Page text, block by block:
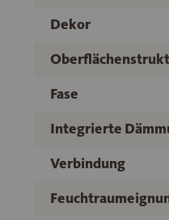
Dekor
Fase
Integrierte
Verbindung